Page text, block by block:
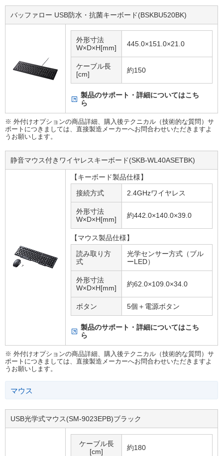
バッファロー USB防水・抗菌キーボード(BSKBU520BK)
外形寸法
W×D×H[mm]
445.0×151.0×21.0
ケーブル長
[cm]
約150
製品のサポート・詳細についてはこち
ら
※ 外付けオプションの商品詳細、購入後テクニカル（技術的な質問）サ
ポートにつきましては、直接製造メーカーへお問合わせいただきますよ
うお願いします。
静音マウス付きワイヤレスキーボード(SKB-WL40ASETBK)
【キーボード製品仕様】
接続方式
2.4GHzワイヤレス
外形寸法
W×D×H[mm]
約442.0×140.0×39.0
【マウス製品仕様】
読み取り方
式
光学センサー方式（ブル
ーLED）
外形寸法
W×D×H[mm]
約62.0×109.0×34.0
ボタン 5個＋電源ボタン
製品のサポート・詳細についてはこち
ら
※ 外付けオプションの商品詳細、購入後テクニカル（技術的な質問）サ
ポートにつきましては、直接製造メーカーへお問合わせいただきますよ
うお願いします。
マウス
USB光学式マウス(SM-9023EPB)ブラック
ケーブル長
[cm]
約180